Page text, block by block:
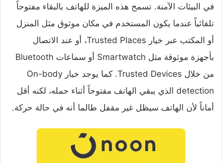
في البيئات الآمنة. تسمح هذه الميزة للهاتف بالبقاء مفتوحاً
تلقائياً عندما يكون المستخدم في مكان موثوق مثل المنزل
أو المكتب عبر خيار Trusted Places، أو عند الاتصال
بأجهزة موثوقة مثل Smartwatch أو سماعات Bluetooth
من خلال Trusted Devices. كما يوجد خيار On-body
detection الذي يبقي الهاتف مفتوحاً أثناء حمله، لكنه أقل
أماناً لأن الهاتف سيظل غير مقفل طالما أنه في حالة حركة.